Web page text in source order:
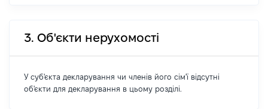
3. Об'єкти нерухомості
У суб'єкта декларування чи членів його сім'ї відсутні
об'єкти для декларування в цьому розділі.